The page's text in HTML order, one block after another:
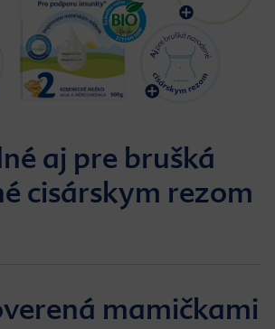
aj pre brušká
cisárskym rezom
mamičkami